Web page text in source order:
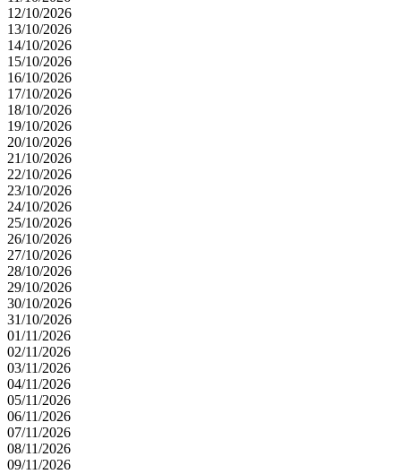
12/10/2026
13/10/2026
14/10/2026
15/10/2026
16/10/2026
17/10/2026
18/10/2026
19/10/2026
20/10/2026
21/10/2026
22/10/2026
23/10/2026
24/10/2026
25/10/2026
26/10/2026
27/10/2026
28/10/2026
29/10/2026
30/10/2026
31/10/2026
01/11/2026
02/11/2026
03/11/2026
04/11/2026
05/11/2026
06/11/2026
07/11/2026
08/11/2026
09/11/2026